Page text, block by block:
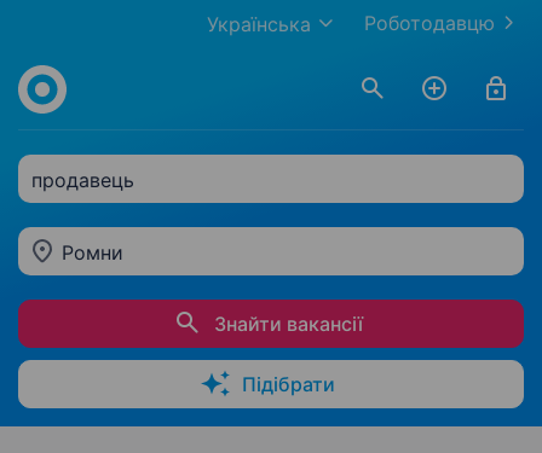
Роботодавцю
Українська
продавець
Ромни
Знайти вакансії
Підібрати